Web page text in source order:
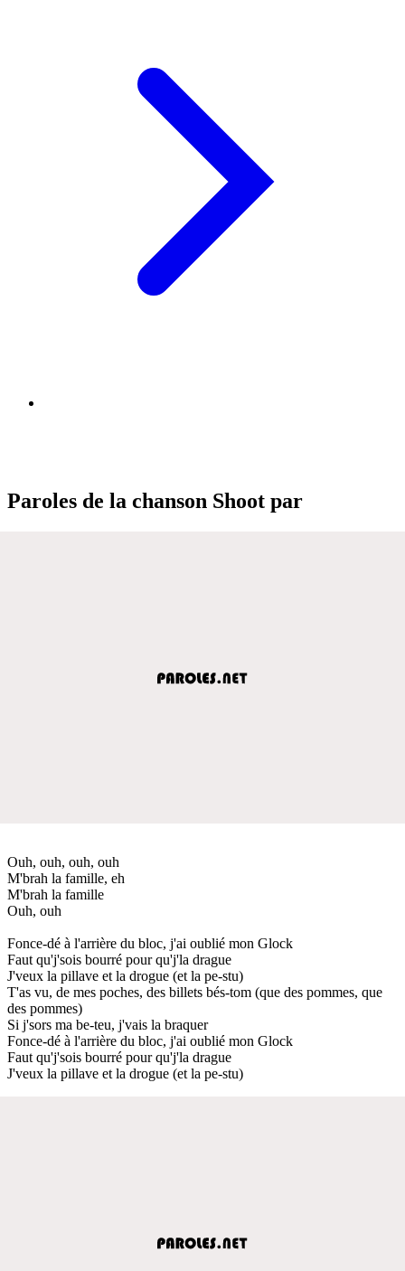
Paroles de la chanson Shoot par
Ouh, ouh, ouh, ouh
M'brah la famille, eh
M'brah la famille
Ouh, ouh
Fonce-dé à l'arrière du bloc, j'ai oublié mon Glock
Faut qu'j'sois bourré pour qu'j'la drague
J'veux la pillave et la drogue (et la pe-stu)
T'as vu, de mes poches, des billets bés-tom (que des pommes, que
des pommes)
Si j'sors ma be-teu, j'vais la braquer
Fonce-dé à l'arrière du bloc, j'ai oublié mon Glock
Faut qu'j'sois bourré pour qu'j'la drague
J'veux la pillave et la drogue (et la pe-stu)